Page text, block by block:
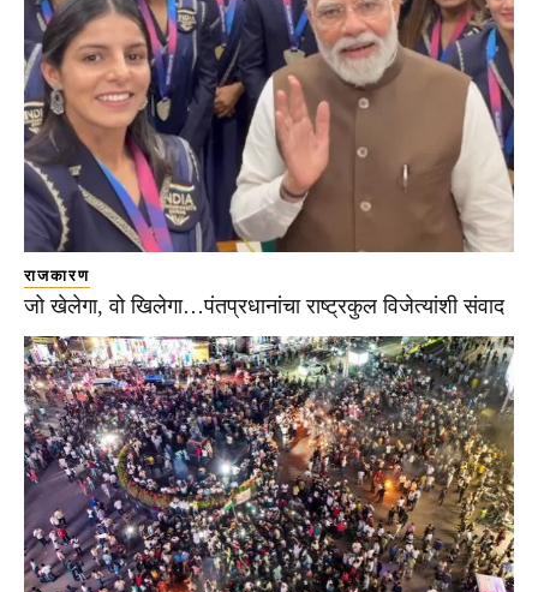
राजकारण
जो खेलेगा, वो खिलेगा…पंतप्रधानांचा राष्ट्रकुल विजेत्यांशी संवाद